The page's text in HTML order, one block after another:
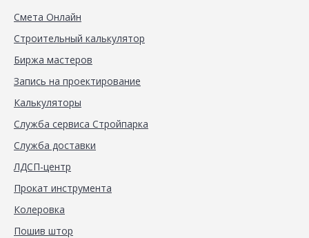
Смета Онлайн
Строительный калькулятор
Биржа мастеров
Запись на проектирование
Калькуляторы
Служба сервиса Стройпарка
Служба доставки
ЛДСП-центр
Прокат инструмента
Колеровка
Пошив штор